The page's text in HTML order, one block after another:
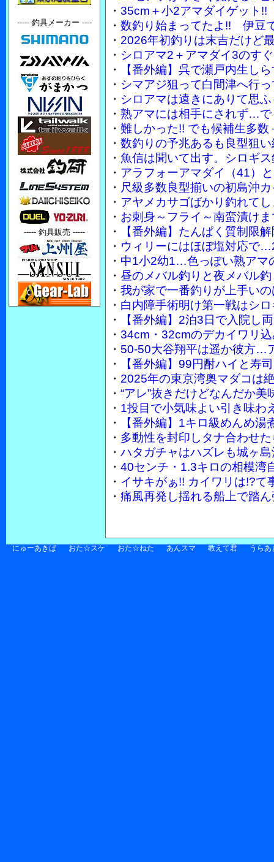
・ 35cm＋小2アマダイゲット
・ 数釣り始まってたよ!! 伊豆
・ 2026年初釣りは末吉だけど
・ シロアマ2＋アマダイ3のす
・
【番外編】呉で瀬戸内生し
・ シマアジ狙って白間津へ行
・ シロアマは遠きにありて思
・ 熟アマには相手にされず…
・ 難しかった!! でも候補生多
・ 数釣りの予兆あるも良型狙
・ 魚信は聞いて出す。シロギ
・ アラフォーアマダイ（41）
・ 尺級多数良型揃いの初島沖
・ アヤメカサゴばかり釣れて
・ お刺身～フライ～南蛮漬け
・
【番外編】たんぱく質制限
・ ウィリーにはほぼ塩対応で
・ 中1小2幼1…色っぽい熟アマ
・ 昼のメバル釣りと夜メバル
・ 我が家で一番釣りが上手い
・ 白内障手術明け第一戦はシ
・
【番外編】2泊3日で入院し
・ 34cm・32cmのデカイワリ
・ 50-50大谷翔平は遥か彼方…
・
【番外編】99円酎ハイと寿
・ 2025年の東京湾奥マダコは
・ “アレ”抜きだけどなんだか
・ 1投目で小気味よい引き味わ
・
【番外編】1キロ級めんめ
・ 多動性を封印しタナ合わせ
・ ハタガチャはハズレも城ヶ
・ 40センチ・1.3キロの相模湾
・ イサキがぁ!! カイワリは!?て
・ 痛風再発し揺れる船上で踏
----- 釣具メーカー ----
----- 釣具販売 -----
にゅーあきば おた☆スケ おた☆ねた あんスマ 教えて君 うらあ